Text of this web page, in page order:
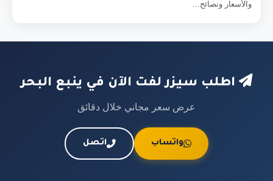
والأسعار ونصائح...
اطلب سيزر لفت الآن في ينبع البحر
عرض سعر مجاني خلال دقائق
واتساب اتصل